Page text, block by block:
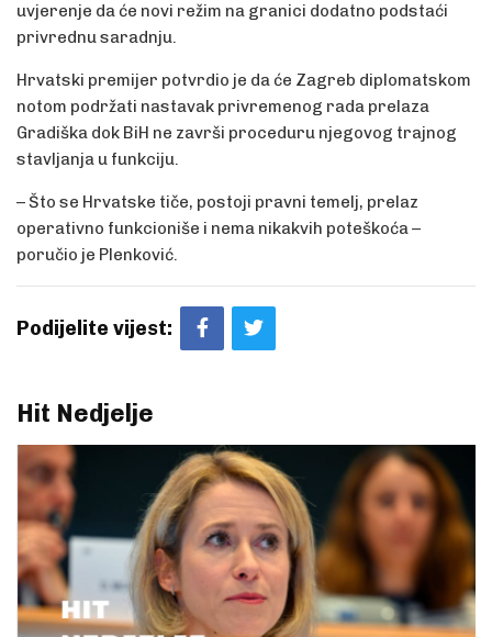
uvjerenje da će novi režim na granici dodatno podstaći
privrednu saradnju.
Hrvatski premijer potvrdio je da će Zagreb diplomatskom
notom podržati nastavak privremenog rada prelaza
Gradiška dok BiH ne završi proceduru njegovog trajnog
stavljanja u funkciju.
– Što se Hrvatske tiče, postoji pravni temelj, prelaz
operativno funkcioniše i nema nikakvih poteškoća –
poručio je Plenković.
Podijelite vijest:
Hit Nedjelje